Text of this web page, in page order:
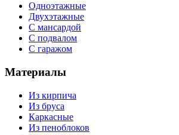
Одноэтажные
Двухэтажные
С мансардой
С подвалом
С гаражом
Материалы
Из кирпича
Из бруса
Каркасные
Из пеноблоков